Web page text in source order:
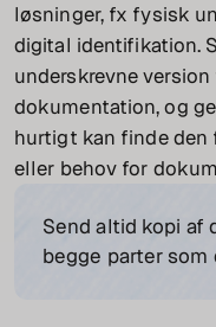
løsninger, fx fysisk
digital identifikation.
underskrevne
dokumentation, og
hurtigt kan finde den
eller behov for
Send altid kopi af
begge parter